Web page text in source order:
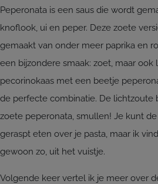
Peperonata is een saus die wordt
knoflook, ui en peper. Deze zoete
gemaakt van onder meer paprika en
een bijzondere smaak: zoet, maar ook
pecorinokaas met een beetje
de perfecte combinatie. De
zoete peperonata, smullen! Je kunt
geraspt eten over je pasta, maar ik
gewoon zo, uit het vuistje.
Volgende keer vertel ik je meer over